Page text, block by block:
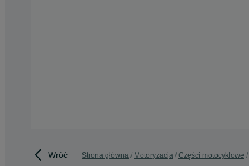
Wróć Strona główna Motoryzacja Części motocyklowe